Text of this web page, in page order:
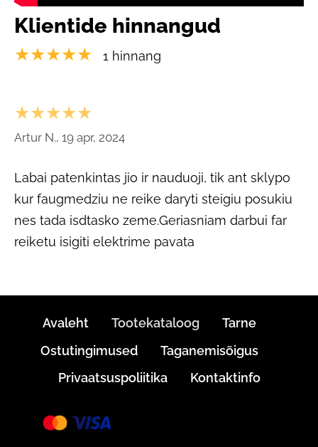
Klientide hinnangud
★★★★★ 1 hinnang
★★★★★
Artur N., 19 apr, 2024
Labai patenkintas jio ir nauduoji, tik ant sklypo
kur faugmedziu ne reike daryti steigiu posukiu
nes tada isdtasko zeme.Geriasniam darbui far
reiketu isigiti elektrime pavata
Avaleht Tootekataloog
Tarne
Ostutingimused
Taganemisõigus
Privaatsuspoliitika
Kontaktinfo